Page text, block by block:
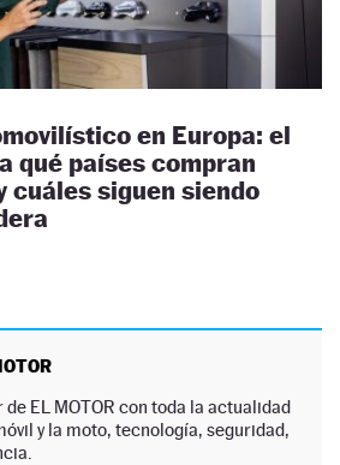
en Europa: el
qué países compran
cuáles siguen siendo
EL MOTOR con toda la actualidad
y la moto, tecnología, seguridad,